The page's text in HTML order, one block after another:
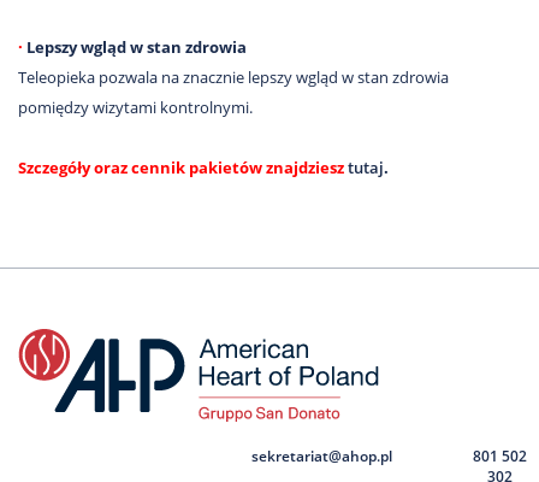
· Lepszy wgląd w stan zdrowia
Teleopieka pozwala na znacznie lepszy wgląd w stan zdrowia
pomiędzy wizytami kontrolnymi.
Szczegóły oraz cennik pakietów znajdziesztutaj.
sekretariat@ahop.pl
801 502
302